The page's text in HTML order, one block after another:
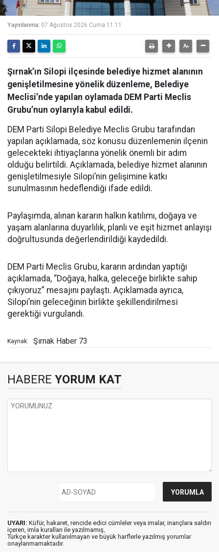
Yayınlanma: 07 Ağustos 2026 Cuma 11:11
Şırnak’ın Silopi ilçesinde belediye hizmet alanının
genişletilmesine yönelik düzenleme, Belediye
Meclisi’nde yapılan oylamada DEM Parti Meclis
Grubu’nun oylarıyla kabul edildi.
DEM Parti Silopi Belediye Meclis Grubu tarafından
yapılan açıklamada, söz konusu düzenlemenin ilçenin
gelecekteki ihtiyaçlarına yönelik önemli bir adım
olduğu belirtildi. Açıklamada, belediye hizmet alanının
genişletilmesiyle Silopi’nin gelişimine katkı
sunulmasının hedeflendiği ifade edildi.
Paylaşımda, alınan kararın halkın katılımı, doğaya ve
yaşam alanlarına duyarlılık, planlı ve eşit hizmet anlayışı
doğrultusunda değerlendirildiği kaydedildi.
DEM Parti Meclis Grubu, kararın ardından yaptığı
açıklamada, “Doğaya, halka, geleceğe birlikte sahip
çıkıyoruz” mesajını paylaştı. Açıklamada ayrıca,
Silopi’nin geleceğinin birlikte şekillendirilmesi
gerektiği vurgulandı.
Kaynak: Şırnak Haber 73
HABERE YORUM KAT
UYARI: Küfür, hakaret, rencide edici cümleler veya imalar, inançlara saldırı
içeren, imla kuralları ile yazılmamış,
Türkçe karakter kullanılmayan ve büyük harflerle yazılmış yorumlar
onaylanmamaktadır.